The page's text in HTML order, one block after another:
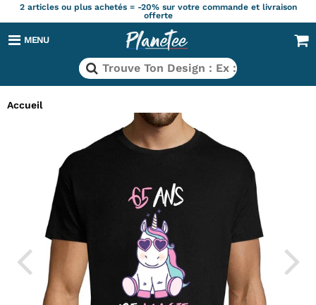
2 articles ou plus achetés = -20% sur votre commande et livraison
offerte
MENU
Accueil